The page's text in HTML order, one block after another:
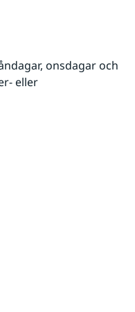
onsdagar och
eller